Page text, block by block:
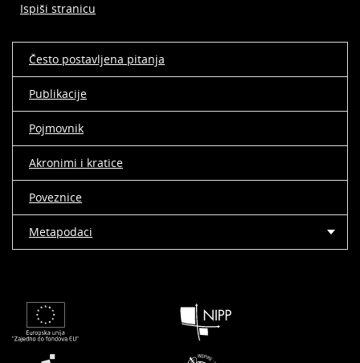
Ispiši stranicu
Često postavljena pitanja
Publikacije
Pojmovnik
Akronimi i kratice
Poveznice
Metapodaci